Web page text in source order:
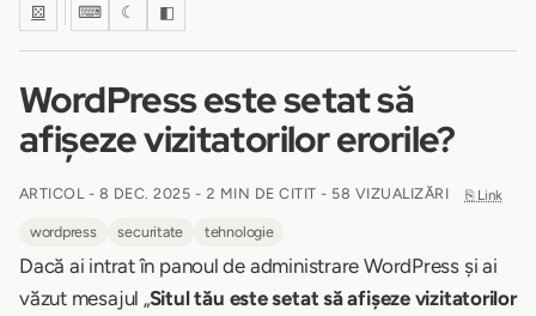
⚄ ⌨ ☾ ◧
WordPress este setat să
afișeze vizitatorilor erorile?
ARTICOL - 8 DEC. 2025 - 2 MIN DE CITIT - 58 VIZUALIZĂRI ⎘ Link
wordpress securitate tehnologie
Dacă ai intrat în panoul de administrare WordPress și ai
văzut mesajul „Situl tău este setat să afișeze vizitatorilor